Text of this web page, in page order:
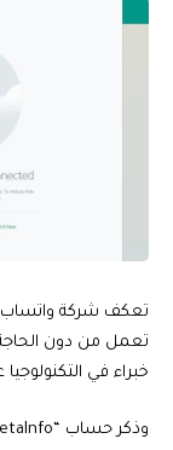
تعكف شركة واتساب
تعمل من دون
خبراء في التكنولوجيا